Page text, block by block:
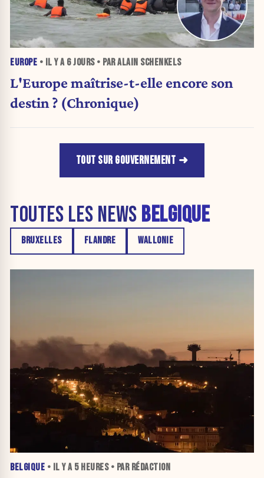
EUROPE • IL Y A 6 JOURS• PAR ALAIN SCHENKELS
L'Europe maîtrise-t-elle encore son
destin ? (Chronique)
TOUT SUR GOUVERNEMENT
TOUTES LES NEWS BELGIQUE
BRUXELLES FLANDRE WALLONIE
BELGIQUE • IL Y A 5 HEURES• PAR RÉDACTION